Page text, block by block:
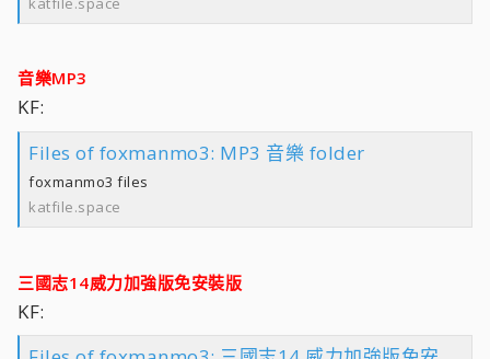
音樂MP3
KF:
Files of foxmanmo3: MP3 音樂 folder
foxmanmo3 files
katfile.space
三國志14威力加強版免安裝版
KF: